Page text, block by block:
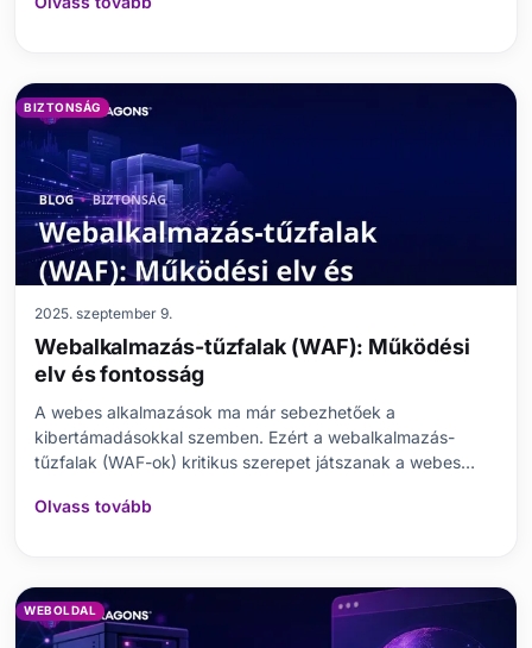
miért érdemes minden fiókhoz használni? Ebben a
BIZTONSÁG
2025. szeptember 9.
Webalkalmazás-tűzfalak (WAF): Működési
elv és fontosság
A webes alkalmazások ma már sebezhetőek a
kibertámadásokkal szemben. Ezért a webalkalmazás-
tűzfalak (WAF-ok) kritikus szerepet játszanak a webes
megvizsgálja a WAF-ok alapvető szerepét, működési
Olvass tovább
WEBOLDAL